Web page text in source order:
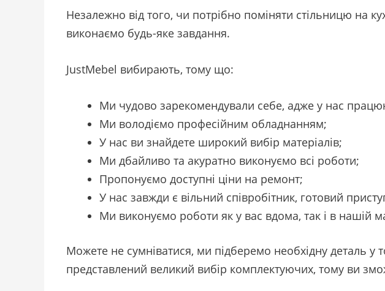
Незалежно від того, чи потрібно поміняти стільницю на
виконаємо будь-яке завдання.
JustMebel вибирають, тому що:
Ми чудово зарекомендували себе, адже у нас
Ми володіємо професійним обладнанням;
У нас ви знайдете широкий вибір матеріалів;
Ми дбайливо та акуратно виконуємо всі роботи;
Пропонуємо доступні ціни на ремонт;
У нас завжди є вільний співробітник, готовий
Ми виконуємо роботи як у вас вдома, так і в нашій
Можете не сумніватися, ми підберемо необхідну деталь у
представлений великий вибір комплектуючих, тому ви